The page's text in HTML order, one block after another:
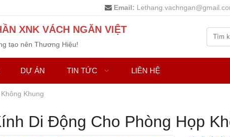
Email:
XNK VÁCH NGĂN VIỆT
tạo nên Thương Hiệu!
DỰ ÁN TIN TỨC LIÊN HỆ
Khung
Di Động Cho Phòng Họp